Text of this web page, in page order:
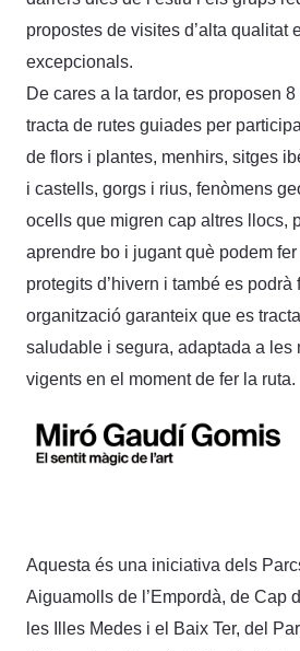
propostes de visites d’alta qualitat
excepcionals.
De cares a la tardor, es proposen
tracta de rutes guiades per
de flors i plantes, menhirs, sitges
i castells, gorgs i rius, fenòmens
ocells que migren cap altres llocs,
aprendre bo i jugant què podem
protegits d’hivern i també es podrà
organització garanteix que es
saludable i segura, adaptada a les
vigents en el moment de fer la ruta.
Aquesta és una iniciativa dels
Aiguamolls de l’Empordà, de Cap
les Illes Medes i el Baix Ter, del